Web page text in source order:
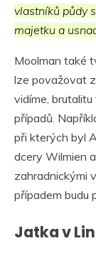
vlastníků půdy
majetku a
Moolman také
lze považovat
vidíme,
případů.
při kterých byl
dcery Wilmien
zahradnickými
případem budu
Jatka v